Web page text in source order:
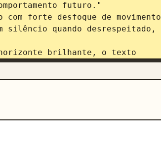
futuro."
forte desfoque de movimento
silêncio quando desrespeitado,
horizonte brilhante, o texto
elas são consistentes."